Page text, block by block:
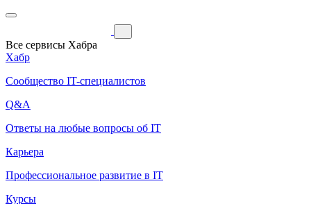
Все сервисы Хабра
Хабр
Сообщество IT-специалистов
Q&A
Ответы на любые вопросы об IT
Карьера
Профессиональное развитие в IT
Курсы